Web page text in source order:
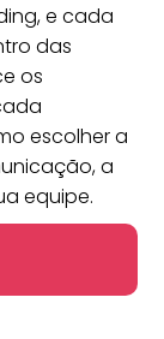
e cada
das
os
escolher a
a
equipe.